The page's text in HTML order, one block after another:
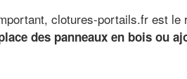
clotures-portails.fr est
des panneaux en bois ou